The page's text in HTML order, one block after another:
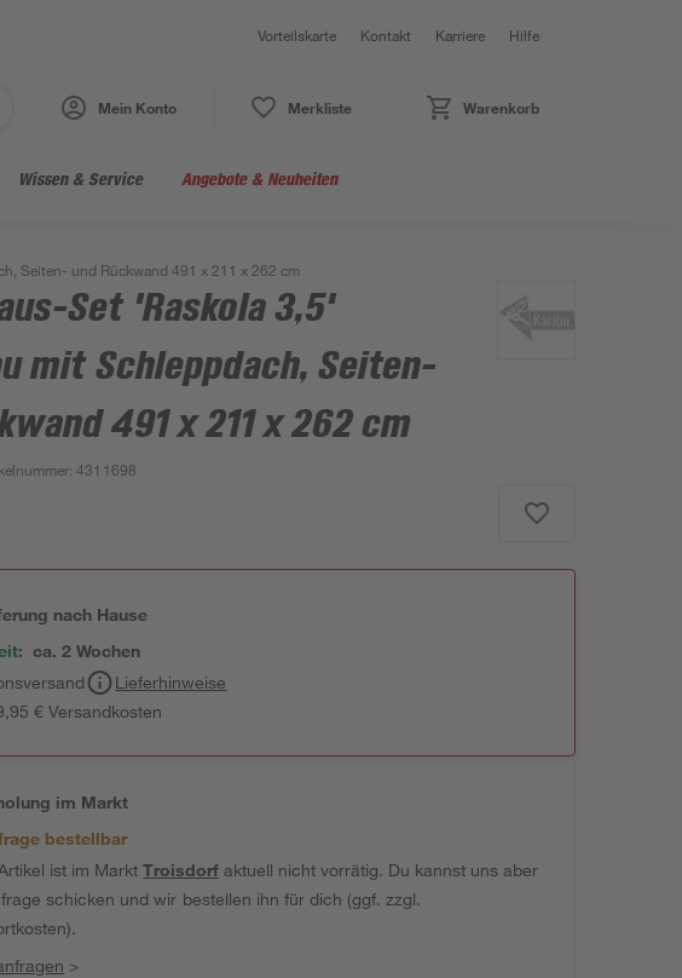
Vorteilskarte Kontakt Karriere Hilfe
Mein Konto Merkliste Warenkorb
Wissen & Service Angebote & Neuheiten
Seiten- und Rückwand 491 x 211 x 262 cm
Set 'Raskola 3,5'
mit Schleppdach, Seiten-
491 x 211 x 262 cm
:4311698
nach Hause
ca. 2 Wochen
Lieferhinweise
€ Versandkosten
im Markt
bestellbar
ist im MarktTroisdorfaktuell nicht vorrätig. Du kannst uns aber
schicken und wir bestellen ihn für dich (ggf. zzgl.
>